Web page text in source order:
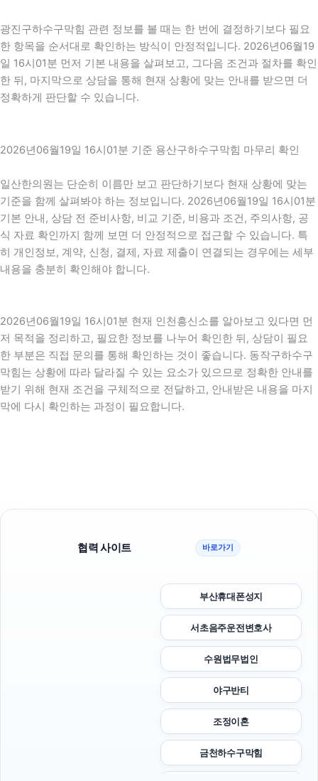
광진구하수구막힘 관련 정보를 볼 때는 한 번에 결정하기보다 필요
한 항목을 순서대로 확인하는 방식이 안정적입니다. 2026년06월19
일 16시01분 먼저 기본 내용을 살펴보고, 그다음 조건과 절차를 확인
한 뒤, 마지막으로 상담을 통해 현재 상황에 맞는 안내를 받으면 더
정확하게 판단할 수 있습니다.
2026년06월19일 16시01분 기준 용산구하수구막힘 마무리 확인
일산한의원는 단순히 이름만 보고 판단하기보다 현재 상황에 맞는
기준을 함께 살펴봐야 하는 정보입니다. 2026년06월19일 16시01분
기본 안내, 상담 전 준비사항, 비교 기준, 비용과 조건, 주의사항, 공
식 자료 확인까지 함께 보면 더 안정적으로 접근할 수 있습니다. 특
히 개인정보, 계약, 신청, 결제, 자료 제출이 연결되는 경우에는 세부
내용을 충분히 확인해야 합니다.
2026년06월19일 16시01분 현재 인천흥신소를 알아보고 있다면 먼
저 목적을 정리하고, 필요한 정보를 나누어 확인한 뒤, 상담이 필요
한 부분은 직접 문의를 통해 확인하는 것이 좋습니다. 동작구하수구
막힘는 상황에 따라 달라질 수 있는 요소가 있으므로 정확한 안내를
받기 위해 현재 조건을 구체적으로 전달하고, 안내받은 내용을 마지
막에 다시 확인하는 과정이 필요합니다.
협력 사이트 바로가기
부산휴대폰성지
서초음주운전변호사
수원법무법인
야구반티
조정이혼
금천하수구막힘